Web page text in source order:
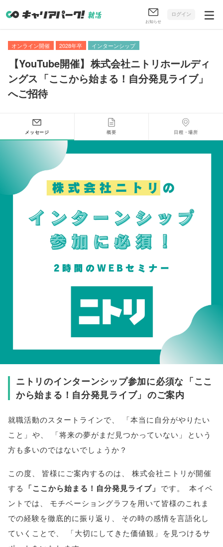
お知らせ
ログイン
オンライン開催 2028年卒 インターンシップ
【YouTube開催】 株式会社ニトリホールディ
ングス 「ここから始まる！自分発見ライブ」
へご招待
メッセージ 概要 日程・場所
ニトリのインターンシップ参加に必須な 「ここ
から始まる！自分発見ライブ」 のご案内
就職活動のスタートラインで、 「本当に自分がやりたい
こと 」 や、 「将来の夢がまだ見つかっていない 」
という
方も多いのではないでしょうか？
この度、 皆様にご案内するのは、
株式会社ニトリが開催
する
「ここから始まる！自分発見ライブ」 です。
本イベ
ントでは、 モチベーショングラフを用いて皆様のこれま
での経験を徹底的に振り返り 、
その時の感情を言語化し
ていくことで、 「大切にしてきた価値観 」
を見つけるサ